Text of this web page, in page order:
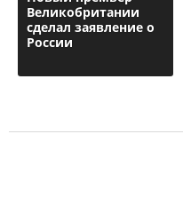
Великобритании
сделал заявление о
России